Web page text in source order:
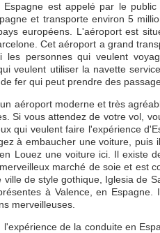
Espagne est appelé par le
et transporte environ 5
européens. L'aéroport est
Cet aéroport a grand
les personnes qui veulent
veulent utiliser la navette
fer qui peut prendre des
aéroport moderne et très
Si vous attendez de votre vol,
qui veulent faire l'expérience
à embaucher une voiture,
Louez une voiture ici. Il existe
marché de soie et est
de style gothique, Iglesia de
à Valence, en
merveilleuses.
de la conduite en